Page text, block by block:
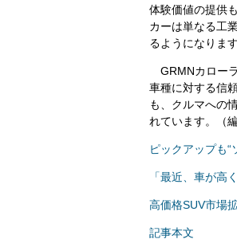
体験価値の提供
カーは単なる工
るようになります
GRMNカロー
車種に対する信
も、クルマへの
れています。（
ピックアップも
「最近、車が
高価格SUV市場
記事本文